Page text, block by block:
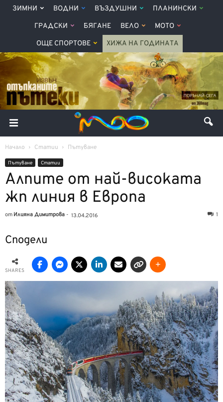
ЗИМНИ ВОДНИ ВЪЗДУШНИ ПЛАНИНСКИ
ГРАДСКИ БЯГАНЕ ВЕЛО МОТО
ОЩЕ СПОРТОВЕ ХИЖА НА ГОДИНАТА
Начало Статии Пътуване
Пътуване Статии
Алпите от най-високата
жп линия в Европа
от Илияна Димитрова - 13.04.2016 1
Сподели
SHARES